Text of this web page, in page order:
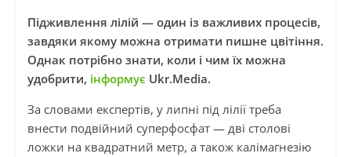
Підживлення лілій — один із важливих процесів,
завдяки якому можна отримати пишне цвітіння.
Однак потрібно знати, коли і чим їх можна
удобрити, інформує Ukr.Media.
За словами експертів, у липні під лілії треба
внести подвійний суперфосфат — дві столові
ложки на квадратний метр, а також калімагнезію